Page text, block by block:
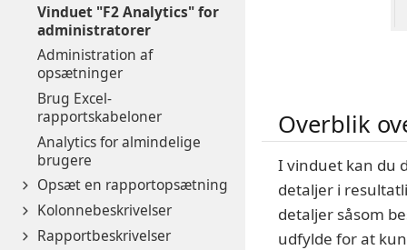
Vinduet "F2 Analytics" for
administratorer
Administration af
opsætninger
Brug Excel-
rapportskabeloner
Analytics for almindelige
brugere
Opsæt en rapportopsætning
Kolonnebeskrivelser
Rapportbeskrivelser
Overblik
I vinduet kan du
detaljer i
detaljer såsom
udfylde for at